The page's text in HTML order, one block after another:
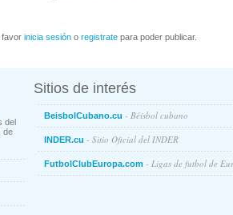
favor inicia sesión o registrate para poder publicar.
del
de
Sitios de interés
BeisbolCubano.cu - Béisbol cubano
INDER.cu - Sitio Oficial del INDER
FutbolClubEuropa.com - Ligas de futbol de